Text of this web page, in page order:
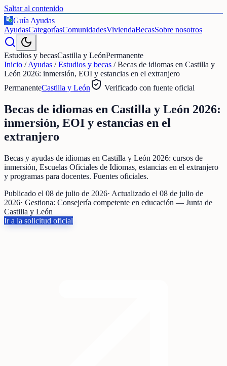
Saltar al contenido
€
Guía Ayudas
AyudasCategoríasComunidadesViviendaBecasSobre nosotros
Estudios y becasCastilla y LeónPermanente
Inicio /Ayudas /Estudios y becas /Becas de idiomas en Castilla y
León 2026: inmersión, EOI y estancias en el extranjero
PermanenteCastilla y León Verificado con fuente oficial
Becas de idiomas en Castilla y León 2026:
inmersión, EOI y estancias en el
extranjero
Becas y ayudas de idiomas en Castilla y León 2026: cursos de
inmersión, Escuelas Oficiales de Idiomas, estancias en el extranjero
y programas para docentes. Fuentes oficiales.
Publicado el 08 de julio de 2026· Actualizado el 08 de julio de
2026· Gestiona: Consejería competente en educación — Junta de
Castilla y León
Ir a la solicitud oficial